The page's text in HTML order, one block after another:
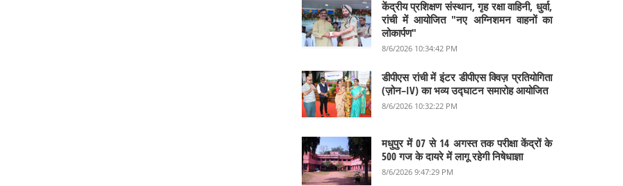
केंद्रीय प्रशिक्षण संस्थान, गृह रक्षा वाहिनी, धुर्वा,
रांची में आयोजित "नए अग्निशमन वाहनों का
लोकार्पण"
8/6/2026 10:34:42 PM
डीपीएस रांची में इंटर डीपीएस क्विज़ प्रतियोगिता
(ज़ोन–IV) का भव्य उद्घाटन समारोह आयोजित
8/6/2026 10:32:22 PM
मधुपुर में 07 से 14 अगस्त तक परीक्षा केंद्रों के
500 गज के दायरे में लागू रहेगी निषेधाज्ञा
8/6/2026 9:47:29 PM